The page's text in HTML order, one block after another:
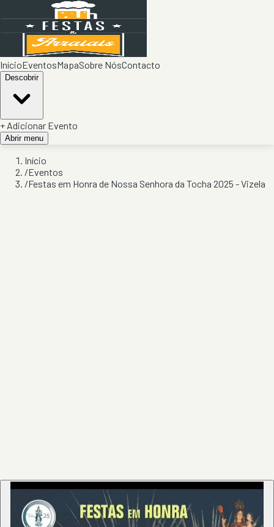
InícioEventosMapaSobre NósContacto
Descobrir
+ Adicionar Evento
Abrir menu
Início
/Eventos
/Festas em Honra de Nossa Senhora da Tocha 2025 - Vizela